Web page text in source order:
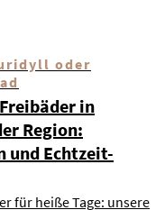
oder
in
Region:
und Echtzeit-
für heiße Tage: unsere